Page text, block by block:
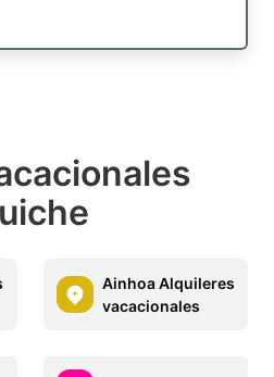
Ainhoa Alquileres
vacacionales